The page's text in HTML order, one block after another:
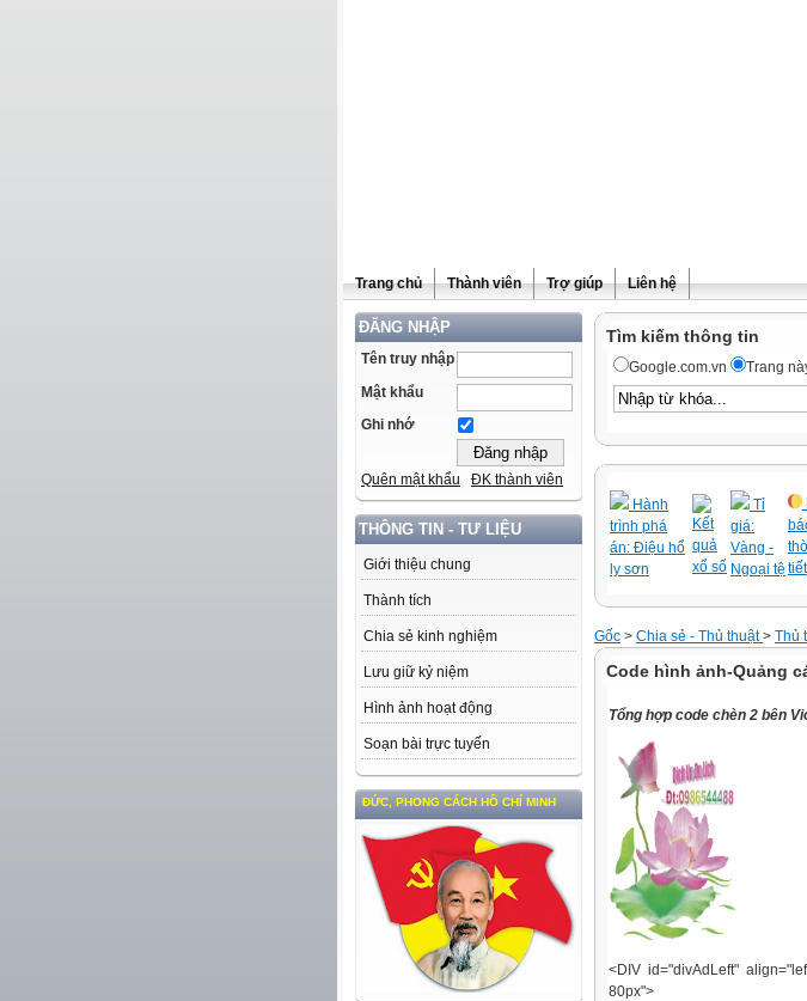
Trang chủ Thành viên Trợ giúp Liên hệ
ĐĂNG NHẬP
Tên truy nhập
Mật khẩu
Ghi nhớ
Quên mật khẩu ĐK thành viên
THÔNG TIN - TƯ LIỆU
Giới thiệu chung
Thành tích
Chia sẻ kinh nghiệm
Lưu giữ kỷ niệm
Hình ảnh hoạt động
Soạn bài trực tuyến
HỌC TẬP VÀ LÀM THEO TƯ TƯỞNG, ĐẠO ĐỨC, PHONG CÁCH HỒ CHÍ MINH
Tìm kiếm thông tin
Google.com.vn Trang
Hành
trình phá
án: Điệu hổ
ly sơn
Kết
quả
xổ số
Tỉ
giá:
Vàng -
Ngoại tệ tiết
Gốc > Chia sẻ - Thủ thuật> Thủ
Code hình ảnh-Quảng
Tổng hợp code chèn 2 bên
<DIV id="divAdLeft"
80px">